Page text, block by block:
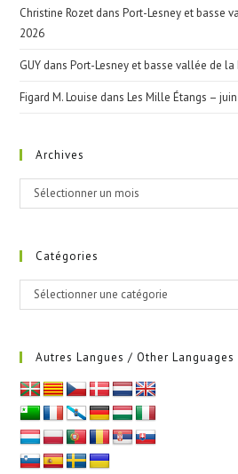
Christine Rozet dansPort-Lesney et basse
2026
GUY dansPort-Lesney et basse vallée de
Figard M. Louise dansLes Mille Étangs –
Archives
Archives
Sélectionner un mois
Catégories
Catégories
Sélectionner une catégorie
Autres Langues / Other Languages